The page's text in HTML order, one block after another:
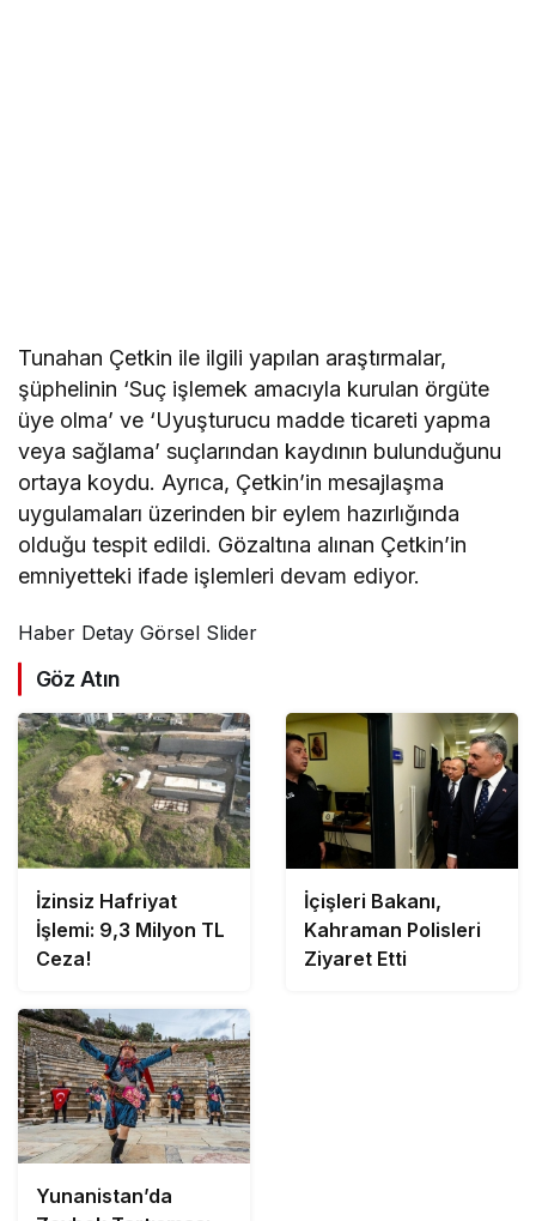
Tunahan Çetkin ile ilgili yapılan araştırmalar,
şüphelinin ‘Suç işlemek amacıyla kurulan örgüte
üye olma’ ve ‘Uyuşturucu madde ticareti yapma
veya sağlama’ suçlarından kaydının bulunduğunu
ortaya koydu. Ayrıca, Çetkin’in mesajlaşma
uygulamaları üzerinden bir eylem hazırlığında
olduğu tespit edildi. Gözaltına alınan Çetkin’in
emniyetteki ifade işlemleri devam ediyor.
Haber Detay Görsel Slider
Göz Atın
İzinsiz Hafriyat
İşlemi: 9,3 Milyon TL
Ceza!
İçişleri Bakanı,
Kahraman Polisleri
Ziyaret Etti
Yunanistan’da